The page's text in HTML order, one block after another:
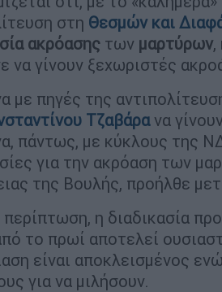
στη Θεσμών και
ακρόασης των μαρτύρων,
να γίνουν ξεχωριστές
με πηγές της
Τζαβάρανα
πάντως, με κύκλους της
για την ακρόαση των
της Βουλής, προήλθε
η διαδικασία
το πρωί αποτελεί
είναι αποκλεισμένος
για να μιλήσουν.